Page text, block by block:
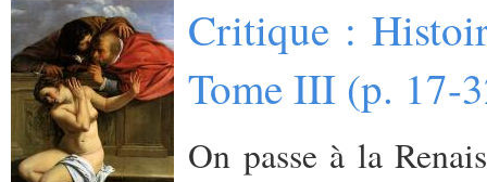
Critique :
Tome III (p. 17-
On passe à la